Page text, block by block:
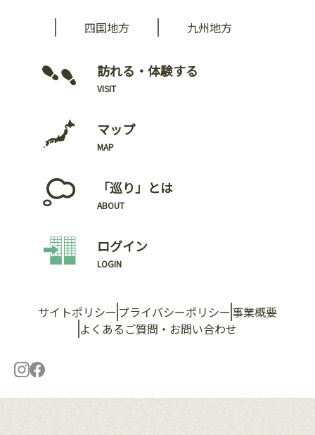
四国地方 九州地方
訪れる・体験する
VISIT
マップ
MAP
「巡り」とは
ABOUT
ログイン
LOGIN
サイトポリシー プライバシーポリシー 事業概要
よくあるご質問・お問い合わせ